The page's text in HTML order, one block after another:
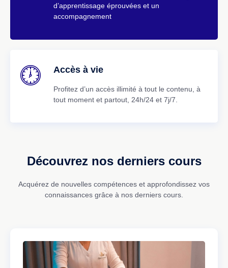
d’apprentissage éprouvées et un
accompagnement
Accès à vie
Profitez d’un accès illimité à tout le contenu, à
tout moment et partout, 24h/24 et 7j/7.
Découvrez nos derniers cours
Acquérez de nouvelles compétences et approfondissez vos
connaissances grâce à nos derniers cours.